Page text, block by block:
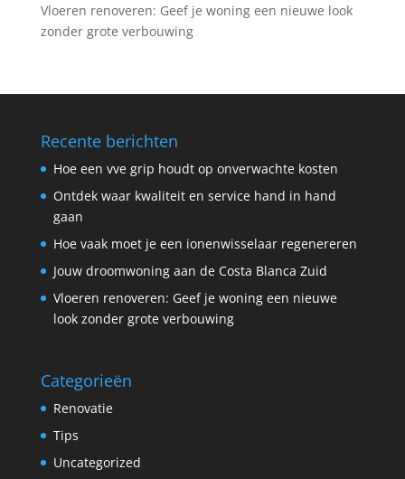
Vloeren renoveren: Geef je woning een nieuwe look
zonder grote verbouwing
Recente berichten
Hoe een vve grip houdt op onverwachte kosten
Ontdek waar kwaliteit en service hand in hand
gaan
Hoe vaak moet je een ionenwisselaar regenereren
Jouw droomwoning aan de Costa Blanca Zuid
Vloeren renoveren: Geef je woning een nieuwe
look zonder grote verbouwing
Categorieën
Renovatie
Tips
Uncategorized